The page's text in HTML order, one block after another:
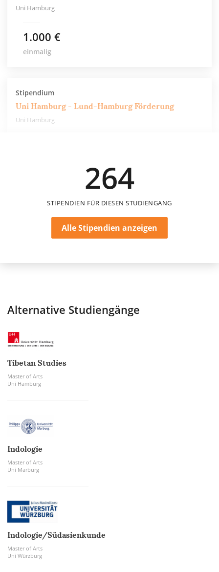
Uni Hamburg
1.000 €
einmalig
Stipendium
Uni Hamburg - Lund-Hamburg Förderung
Uni Hamburg
264
STIPENDIEN FÜR DIESEN STUDIENGANG
Alle Stipendien anzeigen
Alternative Studiengänge
Tibetan Studies
Master of Arts
Uni Hamburg
Indologie
Master of Arts
Uni Marburg
Indologie/Südasienkunde
Master of Arts
Uni Würzburg